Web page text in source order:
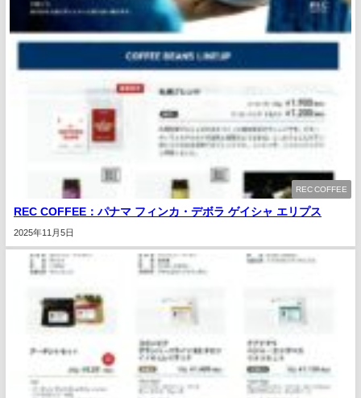
REC COFFEE
REC COFFEE：パナマ フィンカ・デボラ ゲイシャ エリプス
2025年11月5日